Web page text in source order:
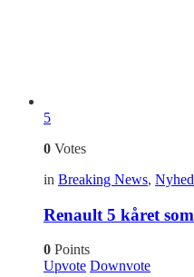
5
0 Votes
in Breaking News,
Renault 5 kåret
0 Points
Upvote Downvote